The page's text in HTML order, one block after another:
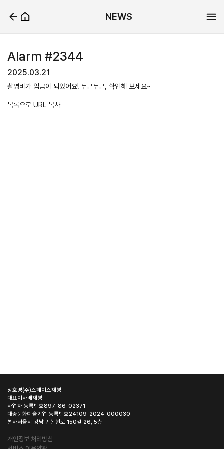
NEWS
Alarm #2344
2025.03.21
촬영비가 입금이 되었어요! 두근두근, 확인해 보세요~
목록으로 URL 복사
상호명(주)스페이스재형
대표이사배재형
사업자 등록번호897-86-02371
대중문화예술기업 등록번호24109-2024-000030
본사서울시 강남구 논현로 150길 26, 5층
개인정보 처리방침